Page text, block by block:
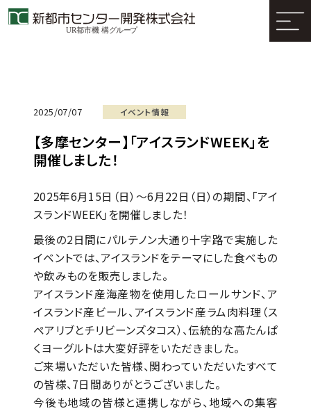
2025/07/07 イベント情報
【多摩センター】「アイスランドWEEK」を
開催しました！
2025年6月15日（日）～6月22日（日）の期間、「アイ
スランドWEEK」を開催しました！
最後の2日間にパルテノン大通り十字路で実施した
イベントでは、アイスランドをテーマにした食べもの
や飲みものを販売しました。
アイスランド産海産物を使用したロールサンド、ア
イスランド産ビール、アイスランド産ラム肉料理（ス
ペアリブとチリビーンズタコス）、伝統的な高たんぱ
くヨーグルトは大変好評をいただきました。
ご来場いただいた皆様、関わっていただいたすべて
の皆様、7日間ありがとうございました。
今後も地域の皆様と連携しながら、地域への集客